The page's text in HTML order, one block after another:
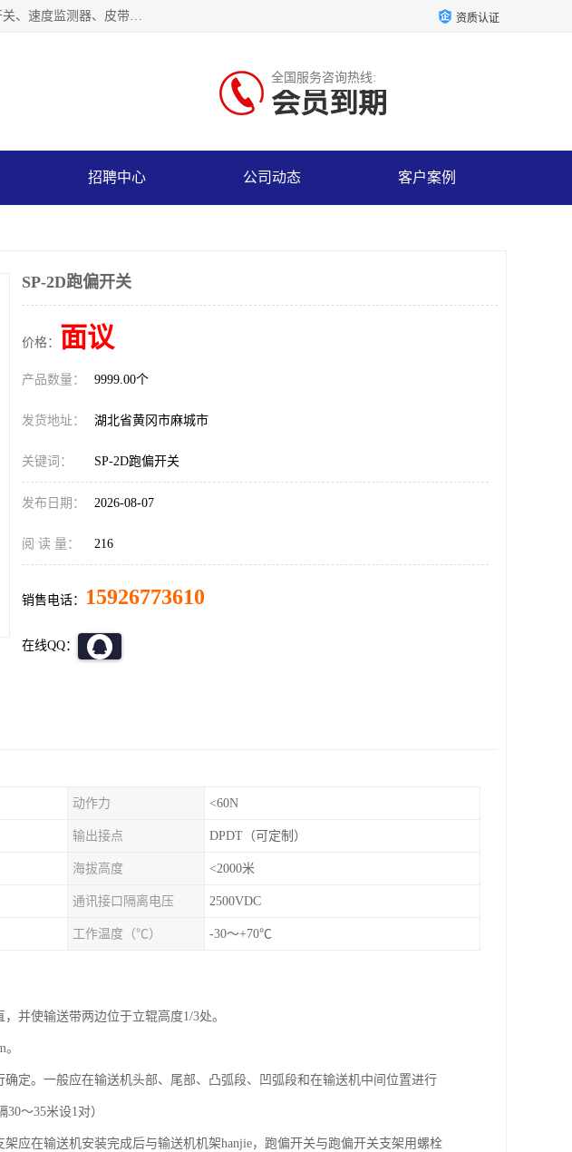
湖北杭荣电气有限公司是一家主要从事生产接近开关、光电开关，霍尔开关、两级跑偏开关、双向拉绳开关、速度监测器、皮带打滑开关、阻旋式料位开关、皮带纵向撕裂开关、溜槽堵塞开关、声光报警器、矿用磁性井筒开关等，主营行业：电气设备、仪器仪表制造, 高低压电器，成套电气设备，矿用防爆机电设备，皮带机综合保护系统，防爆电器，传感器，工矿配件，电器配件，自动化工业机器人的研发，制造，加工销售。 资质认证
全国服务咨询热线:
会员到期
招聘中心 公司动态 客户案例
SP-2D跑偏开关
价格： 面议
产品数量： 9999.00个
发货地址： 湖北省黄冈市麻城市
关键词： SP-2D跑偏开关
发布日期： 2026-08-07
阅 读 量： 216
销售电话： 15926773610
在线QQ：
动作力 <60N
输出接点 DPDT（可定制）
海拔高度 <2000米
通讯接口隔离电压 2500VDC
工作温度（℃） -30～+70℃
并使输送带两边位于立辊高度1/3处。
定。一般应在输送机头部、尾部、凸弧段、凹弧段和在输送机中间位置进行
～35米设1对）
应在输送机安装完成后与输送机机架hanjie，跑偏开关与跑偏开关支架用螺栓